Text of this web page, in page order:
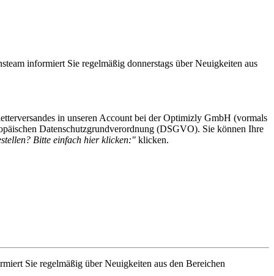
informiert Sie regelmäßig donnerstags über Neuigkeiten aus
in unseren Account bei der Optimizly GmbH (vormals
Datenschutzgrundverordnung (DSGVO). Sie können Ihre
Bitte einfach hier klicken:" klicken.
Sie regelmäßig über Neuigkeiten aus den Bereichen